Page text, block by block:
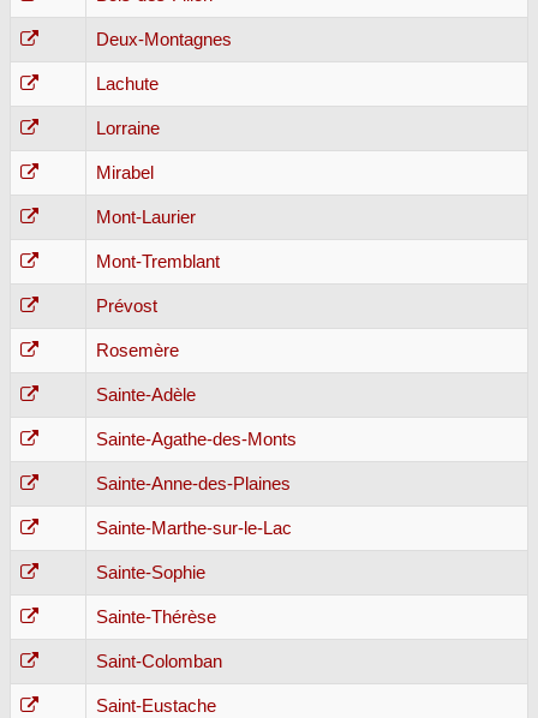
Deux-Montagnes
Lachute
Lorraine
Mirabel
Mont-Laurier
Mont-Tremblant
Prévost
Rosemère
Sainte-Adèle
Sainte-Agathe-des-Monts
Sainte-Anne-des-Plaines
Sainte-Marthe-sur-le-Lac
Sainte-Sophie
Sainte-Thérèse
Saint-Colomban
Saint-Eustache